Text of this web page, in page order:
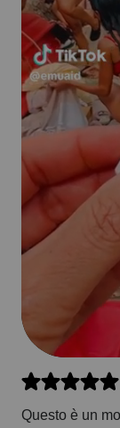
Questo è un